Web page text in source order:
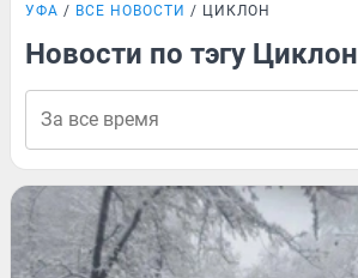
УФА ВСЕ НОВОСТИ ЦИКЛОН
Новости по тэгу Циклон